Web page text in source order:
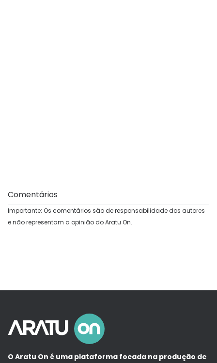
Comentários
Importante: Os comentários são de responsabilidade dos autores
e não representam a opinião do Aratu On.
O Aratu On é uma plataforma focada na produção de